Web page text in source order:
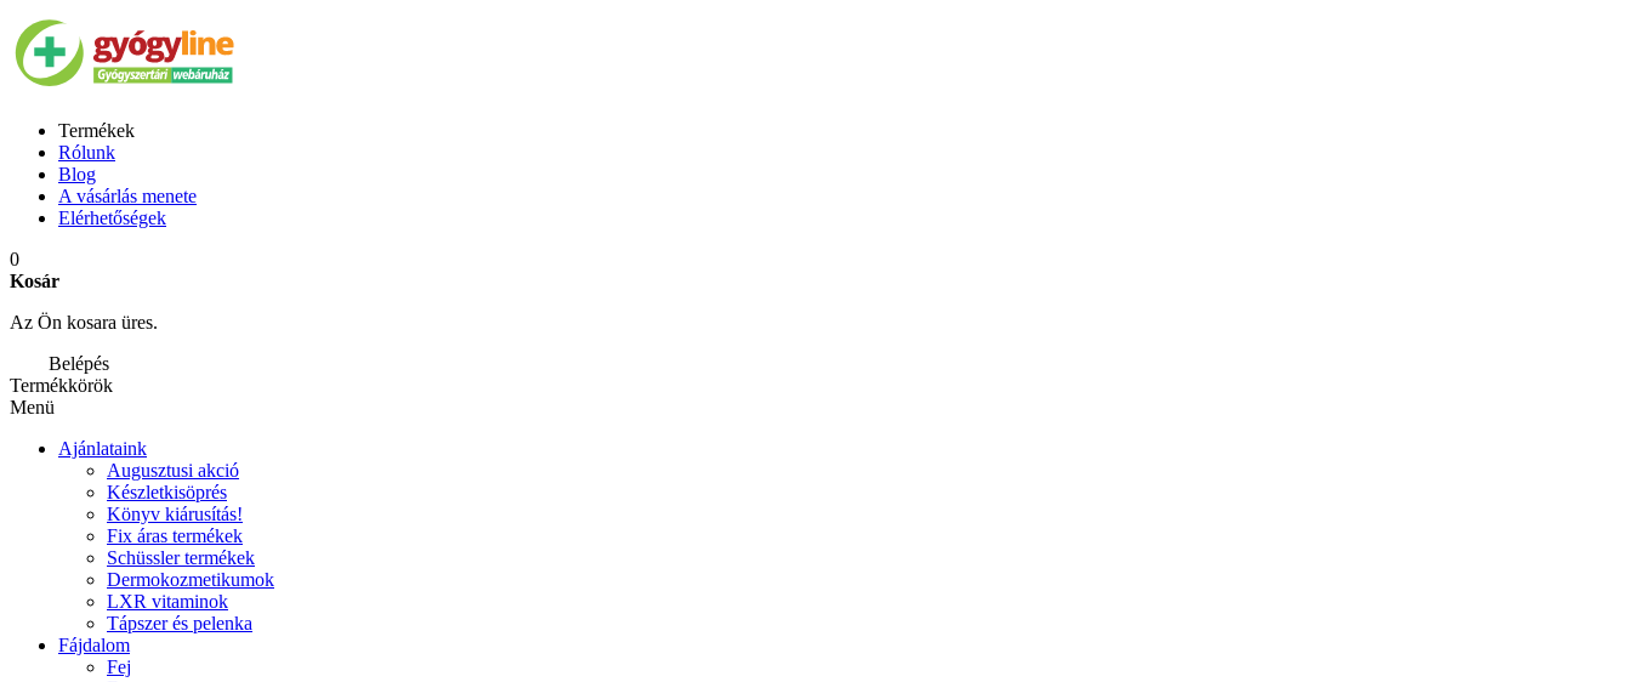
Termékek
Rólunk
Blog
A vásárlás menete
Elérhetőségek
0
Kosár
Az Ön kosara üres.
Belépés
Termékkörök
Menü
Ajánlataink
Augusztusi akció
Készletkisöprés
Könyv kiárusítás!
Fix áras termékek
Schüssler termékek
Dermokozmetikumok
LXR vitaminok
Tápszer és pelenka
Fájdalom
Fej